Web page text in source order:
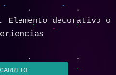
Elemento decorativo o